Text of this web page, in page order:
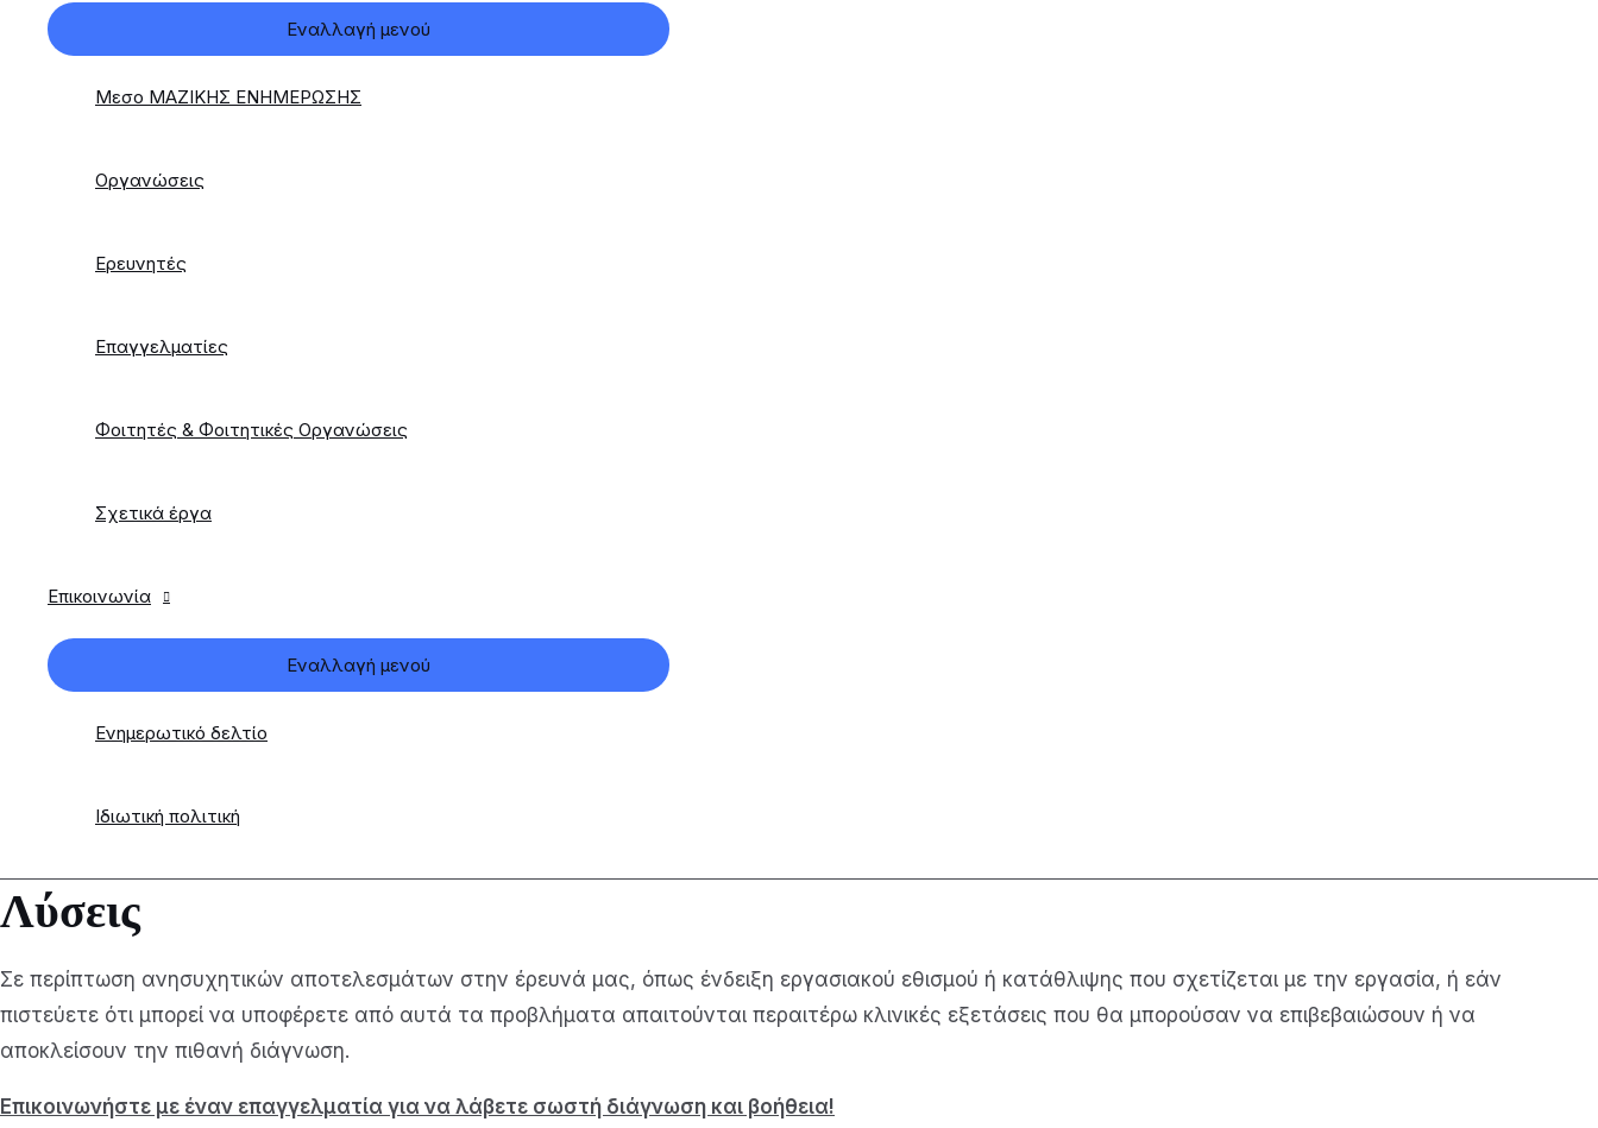
Εναλλαγή μενού
Μεσο ΜΑΖΙΚΗΣ ΕΝΗΜΕΡΩΣΗΣ
Οργανώσεις
Ερευνητές
Επαγγελματίες
Φοιτητές & Φοιτητικές Οργανώσεις
Σχετικά έργα
Επικοινωνία
Εναλλαγή μενού
Ενημερωτικό δελτίο
Ιδιωτική πολιτική
Λύσεις
Σε περίπτωση ανησυχητικών αποτελεσμάτων στην έρευνά μας, όπως ένδειξη εργασιακού εθισμού ή κατάθλιψης που σχετίζεται με την εργασία, ή εάν
πιστεύετε ότι μπορεί να υποφέρετε από αυτά τα προβλήματα απαιτούνται περαιτέρω κλινικές εξετάσεις που θα μπορούσαν να επιβεβαιώσουν ή να
αποκλείσουν την πιθανή διάγνωση.
Επικοινωνήστε με έναν επαγγελματία για να λάβετε σωστή διάγνωση και βοήθεια!